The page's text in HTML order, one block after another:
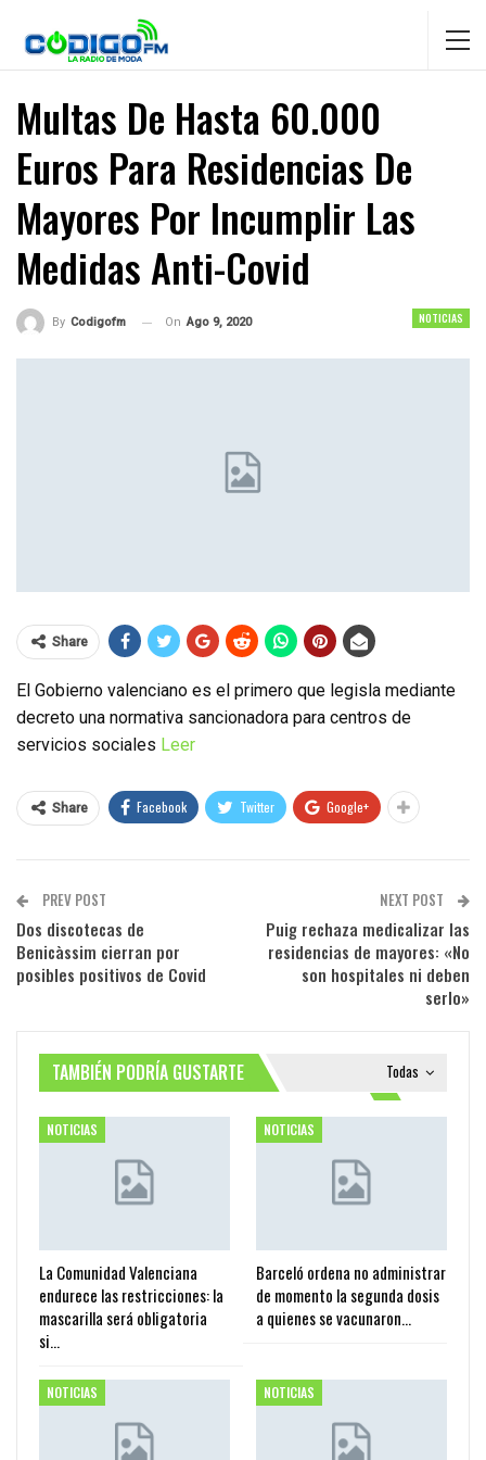
Multas De Hasta 60.000
Euros Para Residencias De
Mayores Por Incumplir Las
Medidas Anti-Covid
NOTICIAS
By Codigofm On Ago 9, 2020
Share
El Gobierno valenciano es el primero que legisla mediante
decreto una normativa sancionadora para centros de
servicios sociales Leer
Share Facebook Twitter Google+
PREV POST
Dos discotecas de
Benicàssim cierran por
posibles positivos de Covid
NEXT POST
Puig rechaza medicalizar las
residencias de mayores: «No
son hospitales ni deben
serlo»
Todas
TAMBIÉN PODRÍA GUSTARTE
NOTICIAS
La Comunidad Valenciana
endurece las restricciones: la
mascarilla será obligatoria
si…
NOTICIAS
Barceló ordena no administrar
de momento la segunda dosis
a quienes se vacunaron…
NOTICIAS NOTICIAS